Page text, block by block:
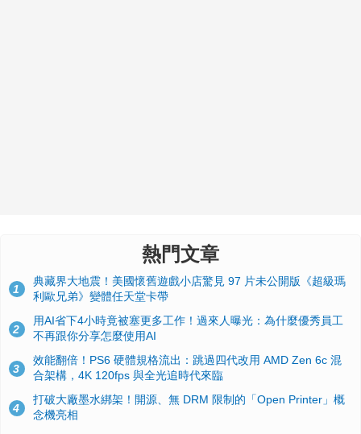
熱門文章
1
典藏界大地震！美國懷舊遊戲小店驚見 97 片未公開版《超級瑪
利歐兄弟》變體任天堂卡帶
2
用AI省下4小時竟被塞更多工作！過來人曝光：為什麼優秀員工
不再跟你分享怎麼使用AI
3
效能翻倍！PS6 硬體規格流出：跳過四代改用 AMD Zen 6c 混
合架構，4K 120fps 與全光追時代來臨
4
打破大廠墨水綁架！開源、無 DRM 限制的「Open Printer」概
念機亮相